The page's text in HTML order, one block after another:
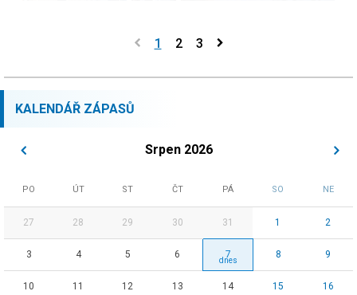
1 2 3
KALENDÁŘ ZÁPASŮ
Srpen 2026
PO ÚT ST ČT PÁ SO NE
27 28 29 30 31 1 2
3 4 5 6 7 8 9
10 11 12 13 14 15 16